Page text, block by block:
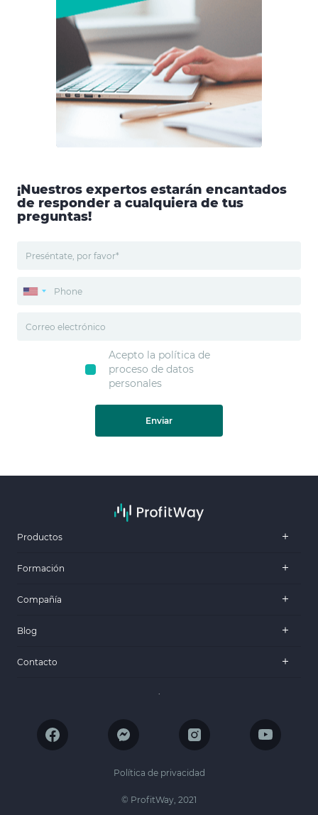
¡Nuestros expertos estarán encantados
de responder a cualquiera de tus
preguntas!
Acepto la política de
proceso de datos
personales
Enviar
Productos
Formación
Compañía
Blog
Contacto
.
Política de privacidad
© ProfitWay, 2021